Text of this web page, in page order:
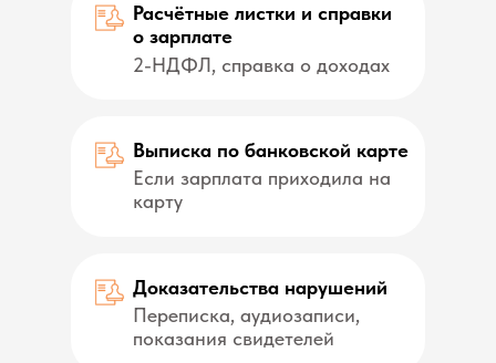
2-НДФЛ, справка о доходах
Расчётные листки и справки
о зарплате
Если зарплата приходила на
карту
Выписка по банковской карте
Переписка, аудиозаписи,
показания свидетелей
Доказательства нарушений